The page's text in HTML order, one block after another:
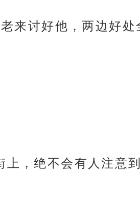
来讨好他，两边好处
，绝不会有人注意